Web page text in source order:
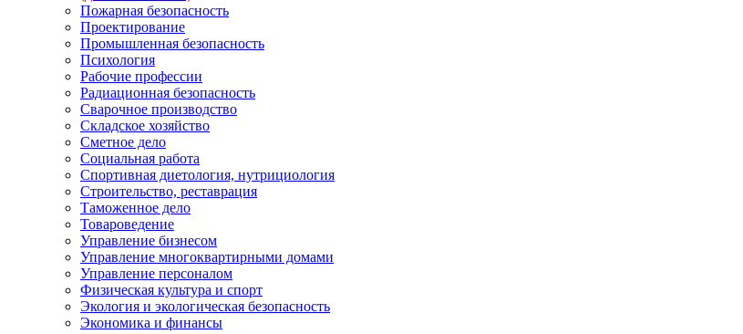
Пожарная безопасность
Проектирование
Промышленная безопасность
Психология
Рабочие профессии
Радиационная безопасность
Сварочное производство
Складское хозяйство
Сметное дело
Социальная работа
Спортивная диетология, нутрициология
Строительство, реставрация
Таможенное дело
Товароведение
Управление бизнесом
Управление многоквартирными домами
Управление персоналом
Физическая культура и спорт
Экология и экологическая безопасность
Экономика и финансы